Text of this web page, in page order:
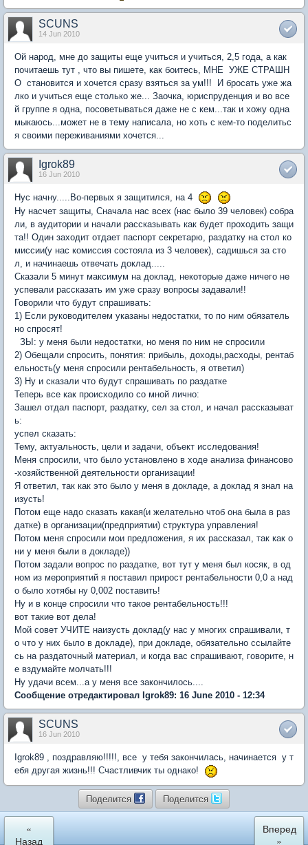
SCUNS
14 Jun 2010
Ой народ, мне до защиты еще учиться и учиться, 2,5 года, а как
почитаешь тут , что вы пишете, как боитесь, МНЕ УЖЕ СТРАШН
О становится и хочется сразу взяться за ум!!! И бросать уже жа
лко и учиться еще столько же... Заочка, юриспруденция и во все
й группе я одна, посоветываться даже не с кем...так и хожу одна
мыкаюсь...может не в тему написала, но хоть с кем-то поделитьс
я своими переживаниями хочется...
Igrok89
16 Jun 2010
Нус начну.....Во-первых я защитился, на 4
Ну насчет защиты, Сначала нас всех (нас было 39 человек) собра
ли, в аудитории и начали рассказывать как будет проходить защи
та!! Один заходит отдает паспорт секретарю, раздатку на стол ко
миссии(у нас комиссия состояла из 3 человек), садишься за сто
л, и начинаешь отвечать доклад.....
Сказали 5 минут максимум на доклад, некоторые даже ничего не
успевали рассказать им уже сразу вопросы задавали!!
Говорили что будут спрашивать:
1) Если руководителем указаны недостатки, то по ним обязатель
но спросят!
ЗЫ: у меня были недостатки, но меня по ним не спросили
2) Обещали спросить, понятия: прибыль, доходы,расходы, рентаб
ельность(у меня спросили рентабельность, я ответил)
3) Ну и сказали что будут спрашивать по раздатке
Теперь все как происходило со мной лично:
Зашел отдал паспорт, раздатку, сел за стол, и начал рассказыват
ь:
успел сказать:
Тему, актуальность, цели и задачи, объект исследования!
Меня спросили, что было установлено в ходе анализа финансово
-хозяйственной деятельности организации!
Я ответил, так как это было у меня в докладе, а доклад я знал на
изусть!
Потом еще надо сказать какая(и желательно чтоб она была в раз
датке) в организации(предприятии) структура управления!
Потом меня спросили мои предложения, я их рассказал, так как о
ни у меня были в докладе))
Потом задали вопрос по раздатке, вот тут у меня был косяк, в од
ном из мероприятий я поставил прирост рентабельности 0,0 а над
о было хотябы ну 0,002 поставить!
Ну и в конце спросили что такое рентабельность!!!
вот такие вот дела!
Мой совет УЧИТЕ наизусть доклад(у нас у многих спрашивали, т
о что у них было в докладе), при докладе, обязательно ссылайте
сь на раздаточный материал, и когда вас спрашивают, говорите, н
е вздумайте молчать!!!
Ну удачи всем...а у меня все закончилось....
Сообщение отредактировал Igrok89: 16 June 2010 - 12:34
SCUNS
16 Jun 2010
Igrok89 , поздравляю!!!!!, все у тебя закончилась, начинается у т
ебя другая жизнь!!! Счастливчик ты однако!
Поделится Поделится
«
Назад
Вперед
»